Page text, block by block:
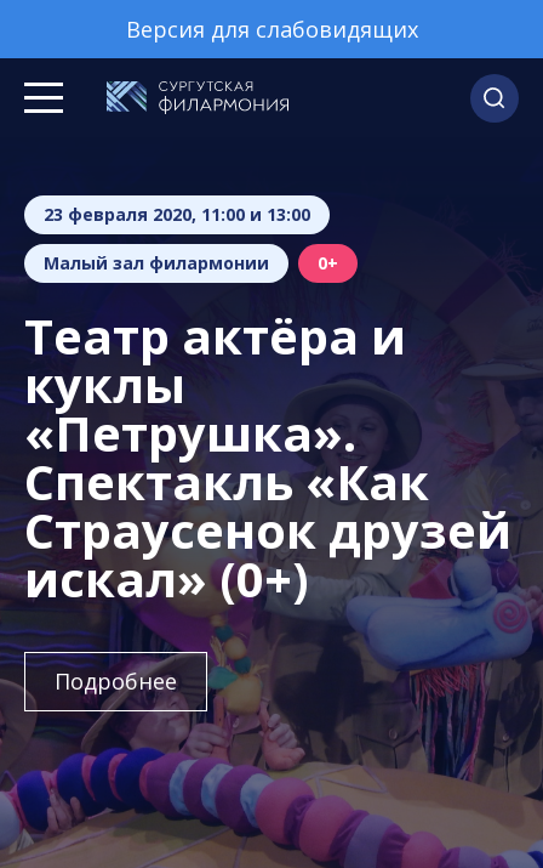
Версия для слабовидящих
23 февраля 2020, 11:00 и 13:00
Малый зал филармонии 0+
Театр актёра и
куклы
«Петрушка».
Спектакль «Как
Страусенок друзей
искал» (0+)
Подробнее